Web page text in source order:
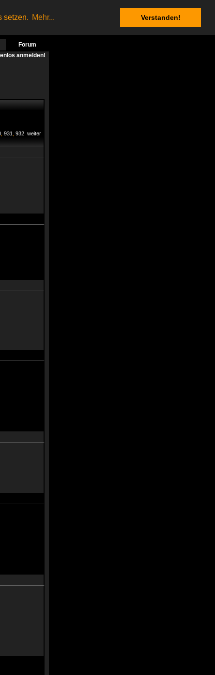
setzen. Mehr... Verstanden!
Forum
anmelden!
931 932 weiter